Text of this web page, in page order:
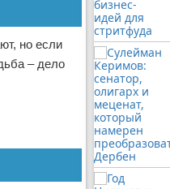
но если
– дело